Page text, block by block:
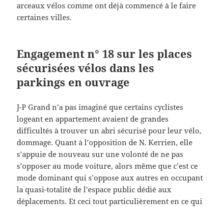
arceaux vélos comme ont déjà commencé à le faire
certaines villes.
Engagement n° 18 sur les places
sécurisées vélos dans les
parkings en ouvrage
J-P Grand n’a pas imaginé que certains cyclistes
logeant en appartement avaient de grandes
difficultés à trouver un abri sécurisé pour leur vélo,
dommage. Quant à l’opposition de N. Kerrien, elle
s’appuie de nouveau sur une volonté de ne pas
s’opposer au mode voiture, alors même que c’est ce
mode dominant qui s’oppose aux autres en occupant
la quasi-totalité de l’espace public dédié aux
déplacements. Et ceci tout particulièrement en ce qui